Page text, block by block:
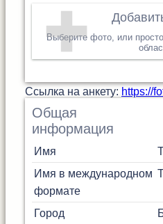
Выберите фото, или
Cсылка на анкету: https://
Общая
информация
Имя
Имя в международном
формате
Город